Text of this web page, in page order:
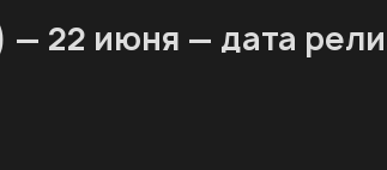
22 июня — дата